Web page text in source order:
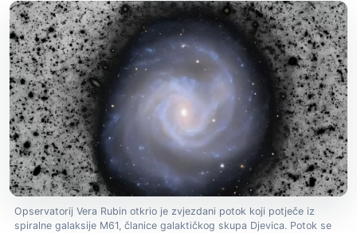
Opservatorij Vera Rubin otkrio je zvjezdani potok koji potječe iz
spiralne galaksije M61, članice galaktičkog skupa Djevica. Potok se